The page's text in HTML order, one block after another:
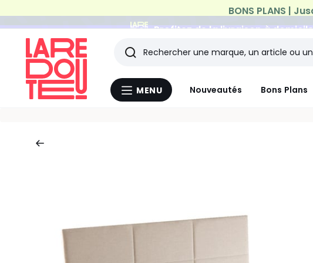
Profitez de la livraison à
Menu
MENU Nouveautés Bons Plans
Rechercher
Les
derniers